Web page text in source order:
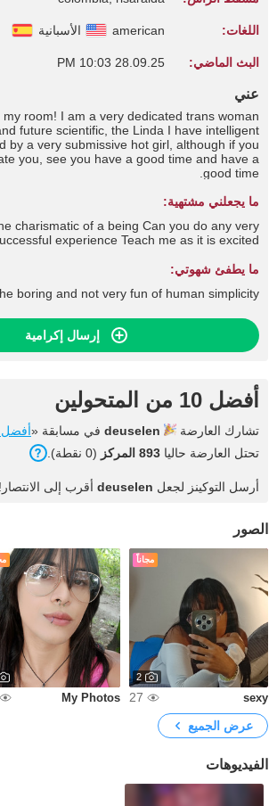
اللغات: american الأسبانية
البث الماضي: 28.09.25 10:03 PM
عني
my room! I am a very dedicated trans woman
future scientific, the Linda I have intelligent
by a very submissive hot girl, although if you
you, see you have a good time and have a
good time.
ما يجعلني مشتهية:
charismatic of a being Can you do any very
experience Teach me as it is excited?
ما يطفئ شهوتي:
boring and not very fun of human simplicity
إرسال إكرامية
أفضل 10 من المتحولين
تشارك العارضة deuselen في مسابقة «أفضل 10 من المتحولين
تحتل العارضة حاليا 893 المركز (0 نقطة).
أرسل التوكينز لجعل deuselen أقرب إلى الانتصار!
الصور
مجاناً
2
sexy
27
My Photos
عرض الجميع
الفيديوهات